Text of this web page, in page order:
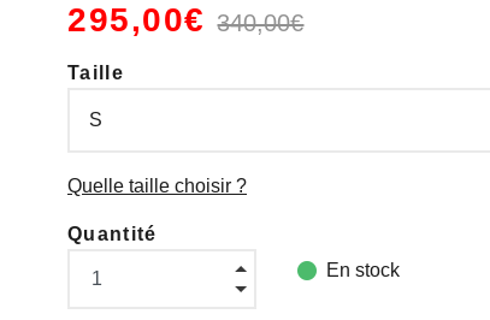
295,00€340,00€
Taille
Quelle taille choisir ?
Quantité
 En stock